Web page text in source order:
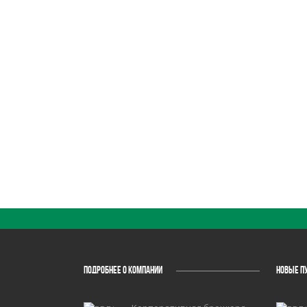
ПОДРОБНЕЕ О КОМПАНИИ НОВЫЕ